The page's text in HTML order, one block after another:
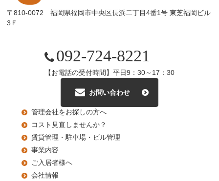
〒810-0072 福岡県福岡市中央区長浜二丁目4番1号 東芝福岡ビル
3Ｆ
092-724-8221
【お電話の受付時間】平日9：30～17：30
お問い合わせ
管理会社をお探しの方へ
コスト見直しませんか？
賃貸管理・駐車場・ビル管理
事業内容
ご入居者様へ
会社情報